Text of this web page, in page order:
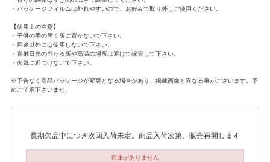
・パッケージフィルムは外れやすいので、お好みで取り外しご使用ください。
【使用上の注意】
・子供の手の届く所に置かないで下さい。
・用途以外には使用しないで下さい。
・直射日光の当たる所や高温の場所は避けて保管して下さい。
・火気に近づけないで下さい。
※予告なく商品パッケージが変更となる場合があり、掲載画像と異なる事がございます。予
めご了承下さいませ。
長期欠品中につき次回入荷未定。商品入荷次第、販売再開します
在庫がありません